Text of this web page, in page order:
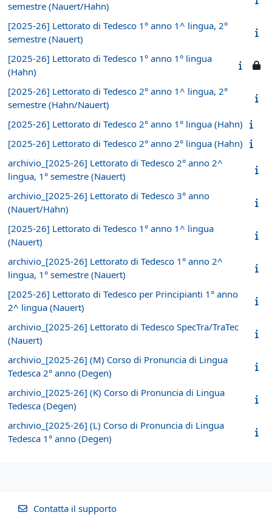
semestre (Nauert/Hahn)
[2025-26] Lettorato di Tedesco 1° anno 1^ lingua, 2°
semestre (Nauert)
[2025-26] Lettorato di Tedesco 1° anno 1° lingua
(Hahn)
[2025-26] Lettorato di Tedesco 2° anno 1^ lingua, 2°
semestre (Hahn/Nauert)
[2025-26] Lettorato di Tedesco 2° anno 1° lingua (Hahn)
[2025-26] Lettorato di Tedesco 2° anno 2° lingua (Hahn)
archivio_[2025-26] Lettorato di Tedesco 2° anno 2^
lingua, 1° semestre (Nauert)
archivio_[2025-26] Lettorato di Tedesco 3° anno
(Nauert/Hahn)
[2025-26] Lettorato di Tedesco 1° anno 1^ lingua
(Nauert)
archivio_[2025-26] Lettorato di Tedesco 1° anno 2^
lingua, 1° semestre (Nauert)
[2025-26] Lettorato di Tedesco per Principianti 1° anno
2^ lingua (Nauert)
archivio_[2025-26] Lettorato di Tedesco SpecTra/TraTec
(Nauert)
archivio_[2025-26] (M) Corso di Pronuncia di Lingua
Tedesca 2° anno (Degen)
archivio_[2025-26] (K) Corso di Pronuncia di Lingua
Tedesca (Degen)
archivio_[2025-26] (L) Corso di Pronuncia di Lingua
Tedesca 1° anno (Degen)
Contatta il supporto